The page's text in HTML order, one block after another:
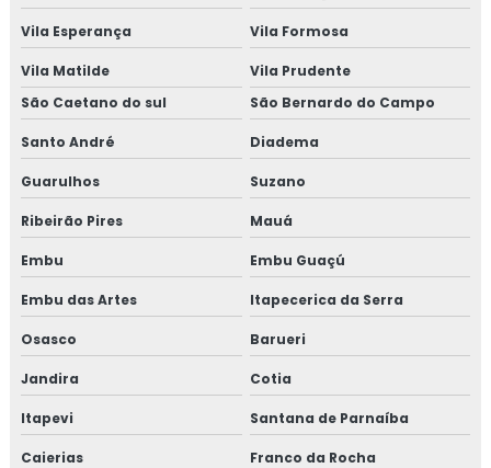
Vila Esperança Vila Formosa
Vila Matilde
Vila Prudente
São Caetano do sul
São Bernardo do Campo
Santo André Diadema
Guarulhos Suzano
Ribeirão Pires Mauá
Embu Embu Guaçú
Embu das Artes Itapecerica da Serra
Osasco Barueri
Jandira Cotia
Itapevi Santana de Parnaíba
Caierias Franco da Rocha